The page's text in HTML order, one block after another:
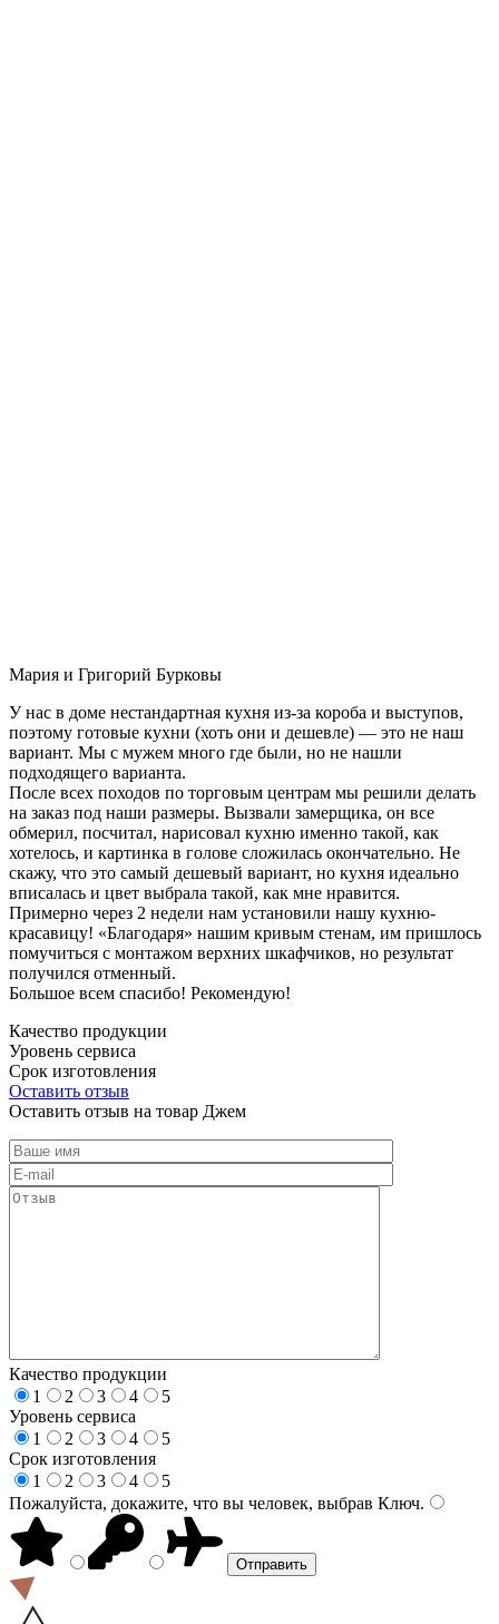
Мария и Григорий Бурковы
У нас в доме нестандартная кухня из-за короба и выступов,
поэтому готовые кухни (хоть они и дешевле) — это не наш
вариант. Мы с мужем много где были, но не нашли
подходящего варианта.
После всех походов по торговым центрам мы решили делать
на заказ под наши размеры. Вызвали замерщика, он все
обмерил, посчитал, нарисовал кухню именно такой, как
хотелось, и картинка в голове сложилась окончательно. Не
скажу, что это самый дешевый вариант, но кухня идеально
вписалась и цвет выбрала такой, как мне нравится.
Примерно через 2 недели нам установили нашу кухню-
красавицу! «Благодаря» нашим кривым стенам, им пришлось
помучиться с монтажом верхних шкафчиков, но результат
получился отменный.
Большое всем спасибо! Рекомендую!
Качество продукции
Уровень сервиса
Срок изготовления
Оставить отзыв
Оставить отзыв на товар Джем
Качество продукции
1
2 3 4
5
Уровень сервиса
1
2 3 4
5
Срок изготовления
1
2 3 4
5
Пожалуйста, докажите, что вы человек, выбрав Ключ.